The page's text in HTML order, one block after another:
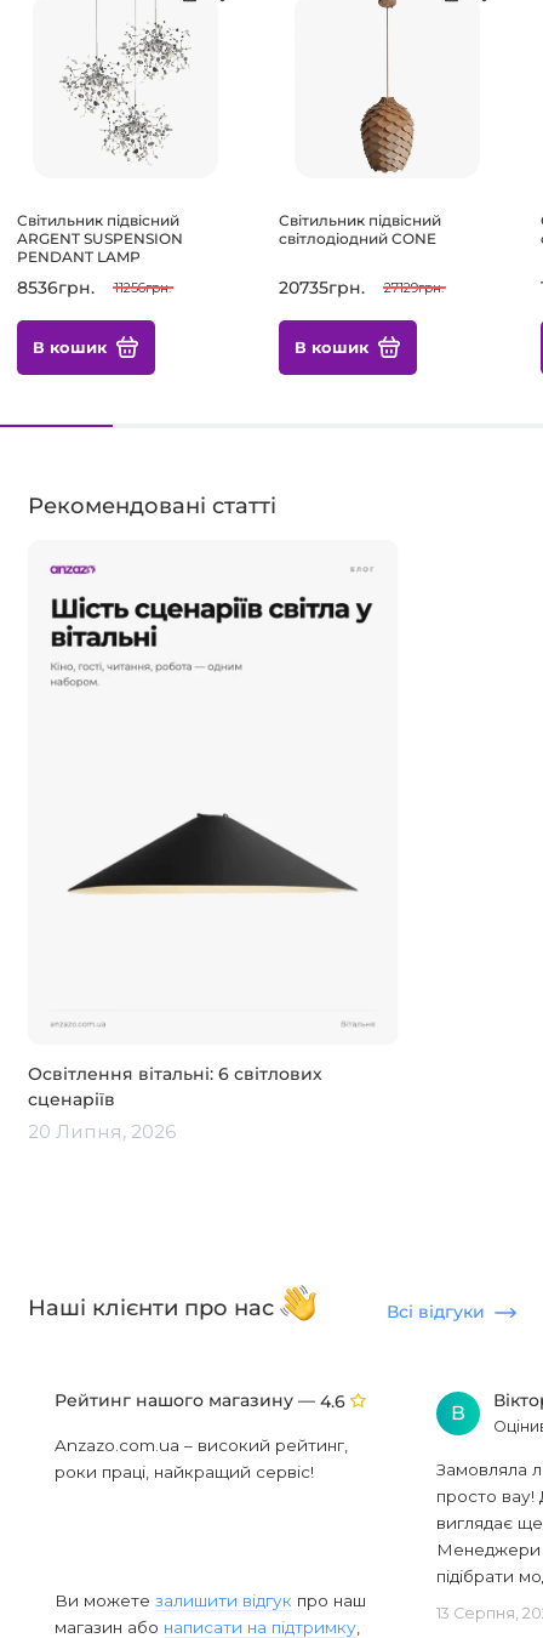
Світильник підвісний
ARGENT SUSPENSION
PENDANT LAMP
8536грн. 11256грн.
В кошик
Світильник підвісний
світлодіодний CONE
20735грн. 27129грн.
В кошик
Рекомендовані статті
Освітлення вітальні: 6 світлових
сценаріїв
20 Липня, 2026
Наші клієнти про нас Всі відгуки
Рейтинг нашого магазину — 4.6
Anzazo.com.ua – високий рейтинг,
роки праці, найкращий сервіс!
Ви можете залишити відгук про наш
магазин або написати на підтримку
В
Замовляла
просто вау!
виглядає
Менеджери
підібрати
13 Серпня,